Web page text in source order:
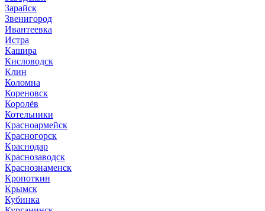
Зарайск
Звенигород
Ивантеевка
Истра
Кашира
Кисловодск
Клин
Коломна
Кореновск
Королёв
Котельники
Красноармейск
Красногорск
Краснодар
Краснозаводск
Краснознаменск
Кропоткин
Крымск
Кубинка